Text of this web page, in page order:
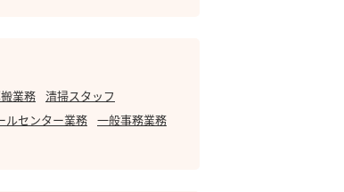
業務 清掃スタッフ
ルセンター業務 一般事務業務